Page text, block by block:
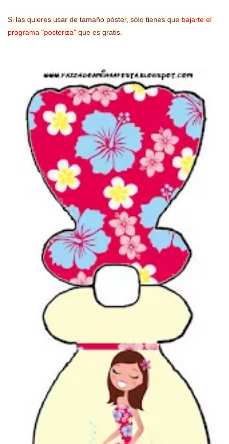
Si las quieres usar de tamaño póster, sólo tienes que bajarte el
programa "posteriza" que es gratis.